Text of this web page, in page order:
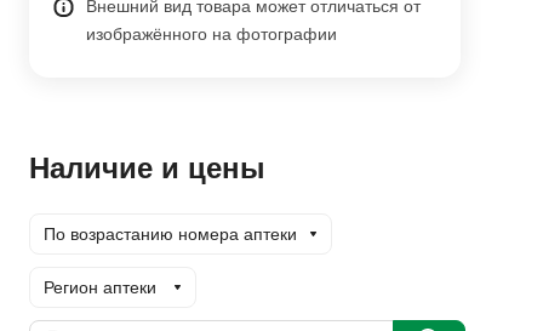
Внешний вид товара может отличаться от
изображённого на фотографии
Наличие и цены
По возрастанию номера аптеки
Регион аптеки